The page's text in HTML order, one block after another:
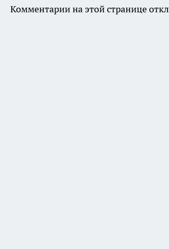
Комментарии на этой странице